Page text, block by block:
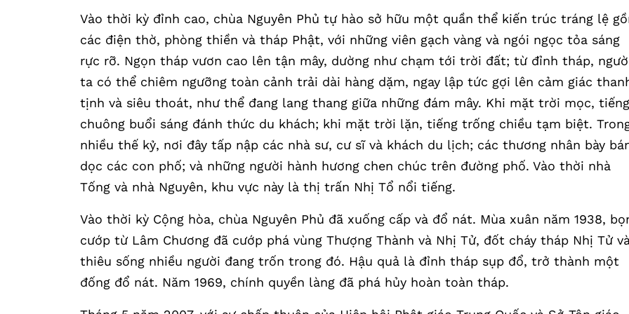
Vào thời kỳ đỉnh cao, chùa Nguyên Phủ tự hào sở hữu một quần thể kiến trúc tráng lệ
các điện thờ, phòng thiền và tháp Phật, với những viên gạch vàng và ngói ngọc tỏa sáng
rực rỡ. Ngọn tháp vươn cao lên tận mây, dường như chạm tới trời đất; từ đỉnh tháp,
ta có thể chiêm ngưỡng toàn cảnh trải dài hàng dặm, ngay lập tức gợi lên cảm giác
tịnh và siêu thoát, như thể đang lang thang giữa những đám mây. Khi mặt trời mọc, tiếng
chuông buổi sáng đánh thức du khách; khi mặt trời lặn, tiếng trống chiều tạm biệt.
nhiều thế kỷ, nơi đây tấp nập các nhà sư, cư sĩ và khách du lịch; các thương nhân bày
dọc các con phố; và những người hành hương chen chúc trên đường phố. Vào thời nhà
Tống và nhà Nguyên, khu vực này là thị trấn Nhị Tổ nổi tiếng.
Vào thời kỳ Cộng hòa, chùa Nguyên Phủ đã xuống cấp và đổ nát. Mùa xuân năm 1938,
cướp từ Lâm Chương đã cướp phá vùng Thượng Thành và Nhị Tử, đốt cháy tháp Nhị Tử
thiêu sống nhiều người đang trốn trong đó. Hậu quả là đỉnh tháp sụp đổ, trở thành một
đống đổ nát. Năm 1969, chính quyền làng đã phá hủy hoàn toàn tháp.